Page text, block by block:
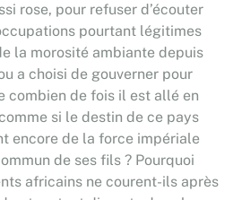
rose, pour refuser d’écouter
pourtant légitimes
la morosité ambiante depuis
a choisi de gouverner pour
combien de fois il est allé en
si le destin de ce pays
encore de la force impériale
de ses fils ? Pourquoi
africains ne courent-ils après